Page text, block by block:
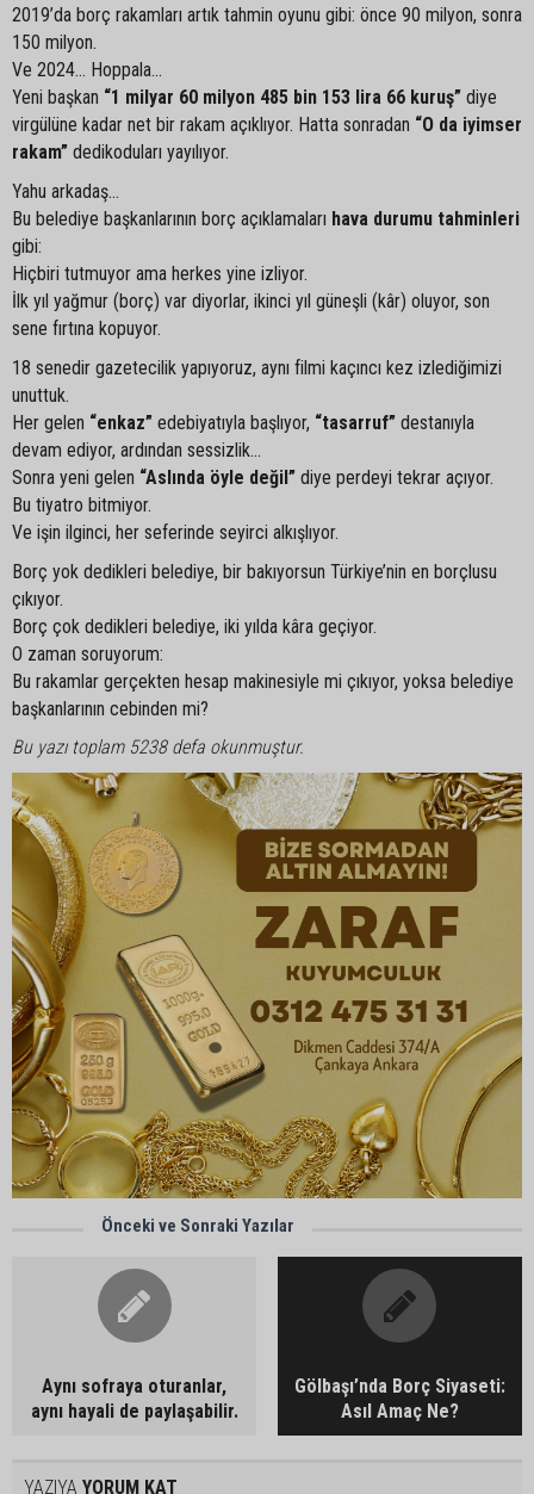
2019’da borç rakamları artık tahmin oyunu gibi: önce 90 milyon, sonra
150 milyon.
Ve 2024… Hoppala...
Yeni başkan “1 milyar 60 milyon 485 bin 153 lira 66 kuruş” diye
virgülüne kadar net bir rakam açıklıyor. Hatta sonradan “O da iyimser
rakam” dedikoduları yayılıyor.
Yahu arkadaş…
Bu belediye başkanlarının borç açıklamaları hava durumu tahminleri
gibi:
Hiçbiri tutmuyor ama herkes yine izliyor.
İlk yıl yağmur (borç) var diyorlar, ikinci yıl güneşli (kâr) oluyor, son
sene fırtına kopuyor.
18 senedir gazetecilik yapıyoruz, aynı filmi kaçıncı kez izlediğimizi
unuttuk.
Her gelen “enkaz” edebiyatıyla başlıyor, “tasarruf” destanıyla
devam ediyor, ardından sessizlik…
Sonra yeni gelen “Aslında öyle değil” diye perdeyi tekrar açıyor.
Bu tiyatro bitmiyor.
Ve işin ilginci, her seferinde seyirci alkışlıyor.
Borç yok dedikleri belediye, bir bakıyorsun Türkiye’nin en borçlusu
çıkıyor.
Borç çok dedikleri belediye, iki yılda kâra geçiyor.
O zaman soruyorum:
Bu rakamlar gerçekten hesap makinesiyle mi çıkıyor, yoksa belediye
başkanlarının cebinden mi?
Bu yazı toplam 5238 defa okunmuştur.
Önceki ve Sonraki Yazılar
Aynı sofraya oturanlar,
aynı hayali de paylaşabilir.
Gölbaşı’nda Borç Siyaseti:
Asıl Amaç Ne?
YAZIYA YORUM KAT